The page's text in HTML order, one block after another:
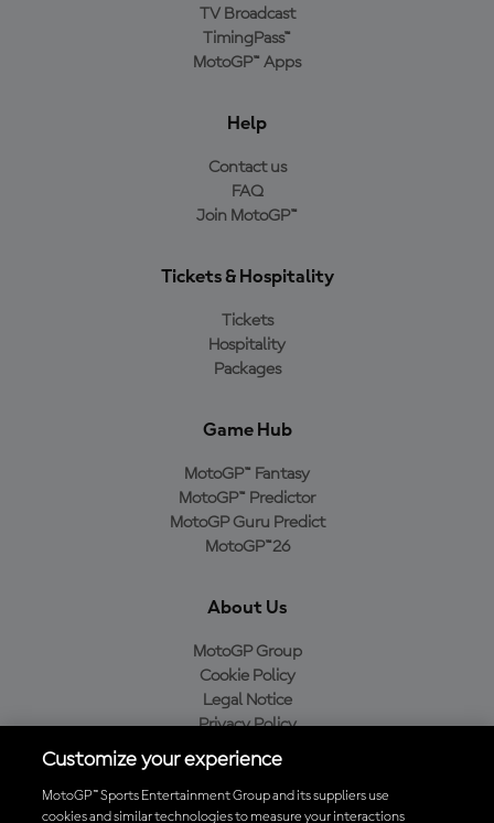
TV Broadcast
TimingPass™
MotoGP™ Apps
Help
Contact us
FAQ
Join MotoGP™
Tickets & Hospitality
Tickets
Hospitality
Packages
Game Hub
MotoGP™ Fantasy
MotoGP™ Predictor
MotoGP Guru Predict
MotoGP™26
About Us
MotoGP Group
Cookie Policy
Legal Notice
Privacy Policy
Purchase Policy
Customize your experience
MotoGP™ Sports Entertainment Group and its suppliers use
cookies and similar technologies to measure your interactions